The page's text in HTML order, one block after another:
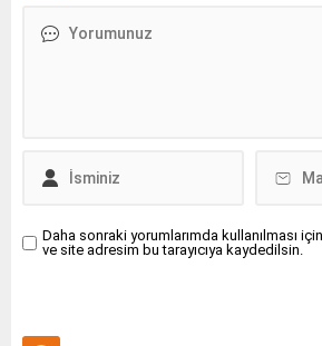
Daha sonraki yorumlarımda kullanılması
ve site adresim bu tarayıcıya kaydedilsin.